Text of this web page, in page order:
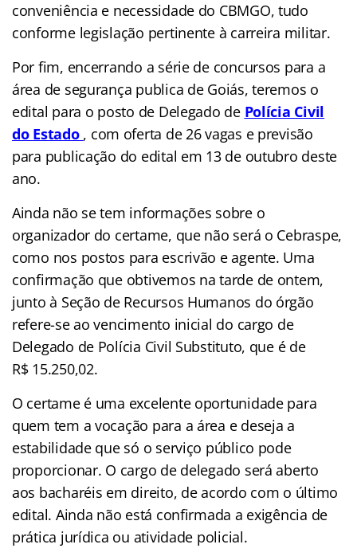
conveniência e necessidade do CBMGO, tudo
conforme legislação pertinente à carreira militar.
Por fim, encerrando a série de concursos para a
área de segurança publica de Goiás, teremos o
edital para o posto de Delegado de Polícia Civil
do Estado , com oferta de 26 vagas e previsão
para publicação do edital em 13 de outubro deste
ano.
Ainda não se tem informações sobre o
organizador do certame, que não será o Cebraspe,
como nos postos para escrivão e agente. Uma
confirmação que obtivemos na tarde de ontem,
junto à Seção de Recursos Humanos do órgão
refere-se ao vencimento inicial do cargo de
Delegado de Polícia Civil Substituto, que é de
R$ 15.250,02.
O certame é uma excelente oportunidade para
quem tem a vocação para a área e deseja a
estabilidade que só o serviço público pode
proporcionar. O cargo de delegado será aberto
aos bacharéis em direito, de acordo com o último
edital. Ainda não está confirmada a exigência de
prática jurídica ou atividade policial.